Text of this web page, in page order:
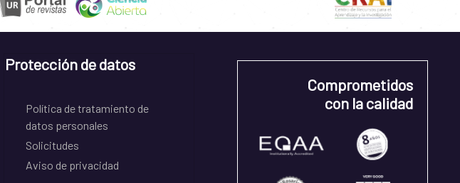
Protección de datos
Política de tratamiento de
datos personales
Solicitudes
Aviso de privacidad
Comprometidos
con la calidad